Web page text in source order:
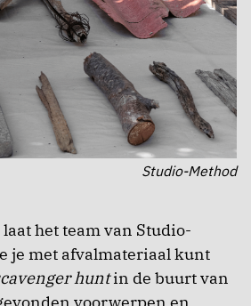
Studio-Method
het team van Studio-
je met afvalmateriaal kunt
huntin de buurt van